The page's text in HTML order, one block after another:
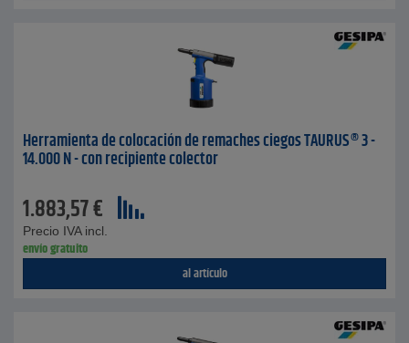
Herramienta de colocación de remaches ciegos TAURUS® 3 -
14.000 N - con recipiente colector
1.883,57€
Precio IVA incl.
envío gratuito
al artículo